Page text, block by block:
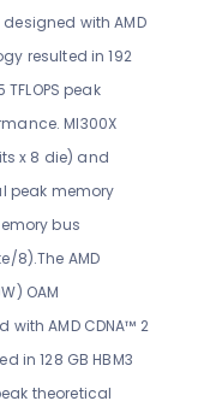
designed with AMD
resulted in 192
peak
MI300X
x 8 die) and
peak memory
bus
8).The AMD
OAM
with AMD CDNA™ 2
in 128 GB HBM3
theoretical